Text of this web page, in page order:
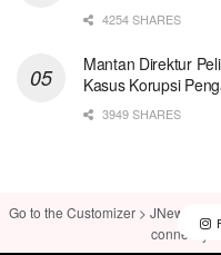
4254 SHARES
Mantan Direktur
Kasus Korupsi
3949 SHARES
Go to the Customizer > JNews :
connect